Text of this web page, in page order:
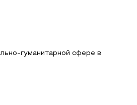
гуманитарной сфере в